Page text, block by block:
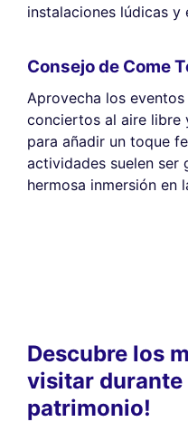
instalaciones lúdicas y
Consejo de Come
Aprovecha los
conciertos al aire libre
para añadir un toque
actividades suelen ser
hermosa inmersión en
Descubre los
visitar durante
patrimonio!